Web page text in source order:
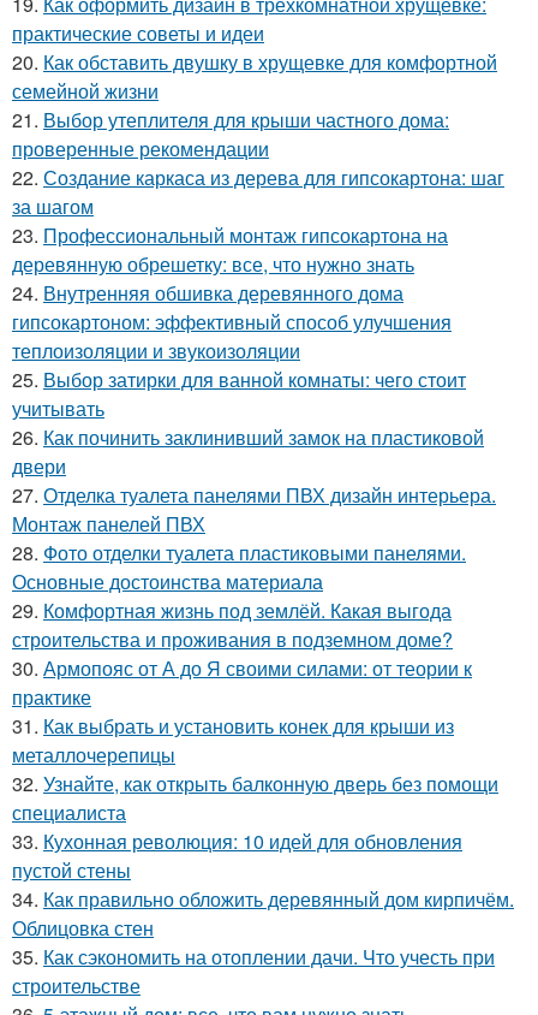
практические советы и идеи
20. Как обставить двушку в хрущевке для комфортной
семейной жизни
21. Выбор утеплителя для крыши частного дома:
проверенные рекомендации
22. Создание каркаса из дерева для гипсокартона: шаг
за шагом
23. Профессиональный монтаж гипсокартона на
деревянную обрешетку: все, что нужно знать
24. Внутренняя обшивка деревянного дома
гипсокартоном: эффективный способ улучшения
теплоизоляции и звукоизоляции
25. Выбор затирки для ванной комнаты: чего стоит
учитывать
26. Как починить заклинивший замок на пластиковой
двери
27. Отделка туалета панелями ПВХ дизайн интерьера.
Монтаж панелей ПВХ
28. Фото отделки туалета пластиковыми панелями.
Основные достоинства материала
29. Комфортная жизнь под землёй. Какая выгода
строительства и проживания в подземном доме?
30. Армопояс от А до Я своими силами: от теории к
практике
31. Как выбрать и установить конек для крыши из
металлочерепицы
32. Узнайте, как открыть балконную дверь без помощи
специалиста
33. Кухонная революция: 10 идей для обновления
пустой стены
34. Как правильно обложить деревянный дом кирпичём.
Облицовка стен
35. Как сэкономить на отоплении дачи. Что учесть при
строительстве